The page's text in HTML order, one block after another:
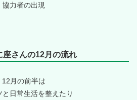
協力者の出現
座さんの12月の流れ
12月の前半は
と日常生活を整えたり